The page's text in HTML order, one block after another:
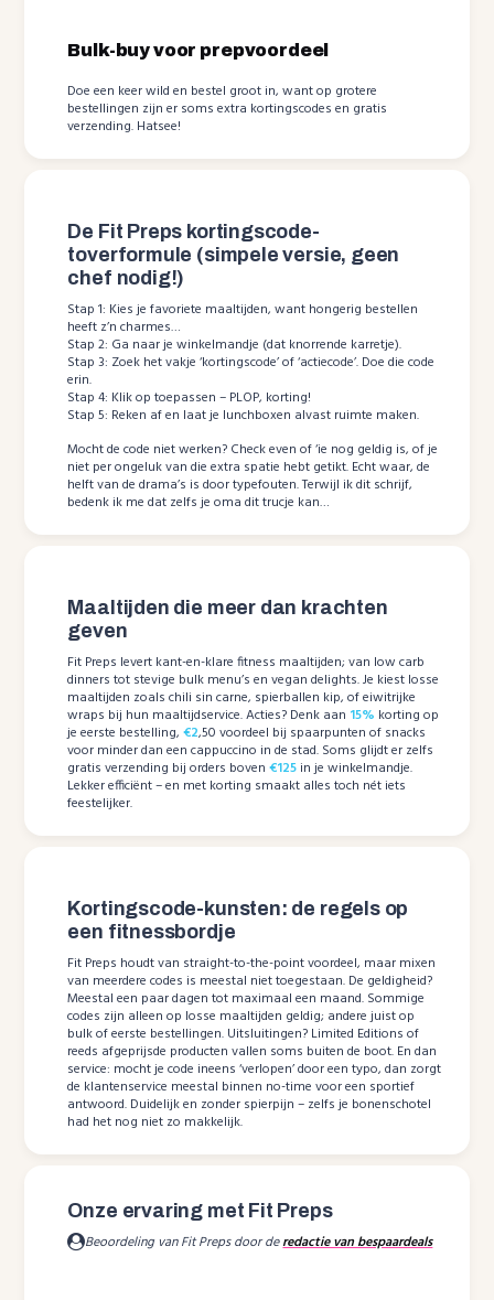
Bulk-buy voor prepvoordeel
Doe een keer wild en bestel groot in, want op grotere
bestellingen zijn er soms extra kortingscodes en gratis
verzending. Hatsee!
De Fit Preps kortingscode-
toverformule (simpele versie, geen
chef nodig!)
Stap 1: Kies je favoriete maaltijden, want hongerig bestellen
heeft z’n charmes…
Stap 2: Ga naar je winkelmandje (dat knorrende karretje).
Stap 3: Zoek het vakje ‘kortingscode’ of ‘actiecode’. Doe die code
erin.
Stap 4: Klik op toepassen – PLOP, korting!
Stap 5: Reken af en laat je lunchboxen alvast ruimte maken.
Mocht de code niet werken? Check even of ‘ie nog geldig is, of je
niet per ongeluk van die extra spatie hebt getikt. Echt waar, de
helft van de drama’s is door typefouten. Terwijl ik dit schrijf,
bedenk ik me dat zelfs je oma dit trucje kan…
Maaltijden die meer dan krachten
geven
Fit Preps levert kant-en-klare fitness maaltijden; van low carb
dinners tot stevige bulk menu’s en vegan delights. Je kiest losse
maaltijden zoals chili sin carne, spierballen kip, of eiwitrijke
wraps bij hun maaltijdservice. Acties? Denk aan 15% korting op
je eerste bestelling,€2,50 voordeel bij spaarpunten of snacks
voor minder dan een cappuccino in de stad. Soms glijdt er zelfs
gratis verzending bij orders boven€125 in je winkelmandje.
Lekker efficiënt – en met korting smaakt alles toch nét iets
feestelijker.
Kortingscode-kunsten: de regels op
een fitnessbordje
Fit Preps houdt van straight-to-the-point voordeel, maar mixen
van meerdere codes is meestal niet toegestaan. De geldigheid?
Meestal een paar dagen tot maximaal een maand. Sommige
codes zijn alleen op losse maaltijden geldig; andere juist op
bulk of eerste bestellingen. Uitsluitingen? Limited Editions of
reeds afgeprijsde producten vallen soms buiten de boot. En dan
service: mocht je code ineens ‘verlopen’ door een typo, dan zorgt
de klantenservice meestal binnen no-time voor een sportief
antwoord. Duidelijk en zonder spierpijn – zelfs je bonenschotel
had het nog niet zo makkelijk.
Onze ervaring met Fit Preps
Beoordeling van Fit Preps door deredactie van bespaardeals